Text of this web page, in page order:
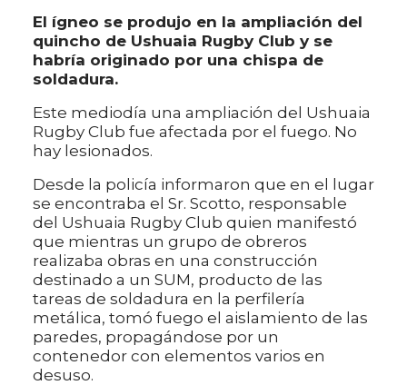
El ígneo se produjo en la ampliación del
quincho de Ushuaia Rugby Club y se
habría originado por una chispa de
soldadura.
Este mediodía una ampliación del Ushuaia
Rugby Club fue afectada por el fuego. No
hay lesionados.
Desde la policía informaron que en el lugar
se encontraba el Sr. Scotto, responsable
del Ushuaia Rugby Club quien manifestó
que mientras un grupo de obreros
realizaba obras en una construcción
destinado a un SUM, producto de las
tareas de soldadura en la perfilería
metálica, tomó fuego el aislamiento de las
paredes, propagándose por un
contenedor con elementos varios en
desuso.